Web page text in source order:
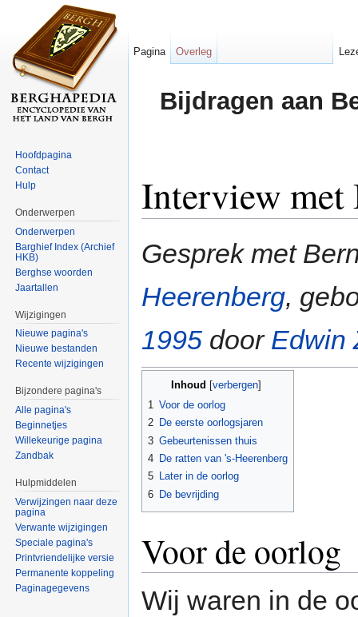
Bijdragen aan
Interview met
Gesprek met
Heerenberg,
1995 door Edwin
Inhoud verbergen
1 Voor de oorlog
2 De eerste oorlogsjaren
3 Gebeurtenissen thuis
4 De ratten van 's-Heerenberg
5 Later in de oorlog
6 De bevrijding
Voor de oorlog
Wij waren in de
Pagina Overleg
Hoofdpagina
Contact
Hulp
Onderwerpen
Onderwerpen
Barghief Index (Archief
HKB)
Berghse woorden
Jaartallen
Wijzigingen
Nieuwe pagina's
Nieuwe bestanden
Recente wijzigingen
Bijzondere pagina's
Alle pagina's
Beginnetjes
Willekeurige pagina
Zandbak
Hulpmiddelen
Verwijzingen naar deze
pagina
Verwante wijzigingen
Speciale pagina's
Printvriendelijke versie
Permanente koppeling
Paginagegevens